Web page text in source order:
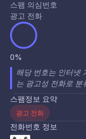
스팸 의심번호
광고 전화
0%
해당 번호는 인터넷
는 광고성 전화로 분
스팸정보 요약
광고 전화
전화번호 정보